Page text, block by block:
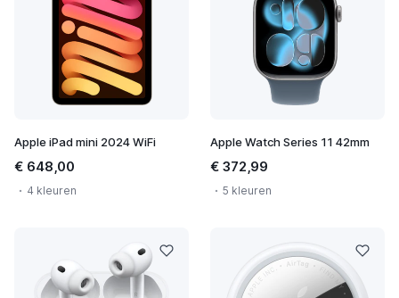
Apple iPad mini 2024 WiFi
€ 648,00
4 kleuren
Apple Watch Series 11 42mm
€ 372,99
5 kleuren